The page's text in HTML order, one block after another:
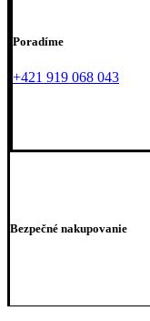
Poradíme
+421 919 068 043
Bezpečné nakupovanie